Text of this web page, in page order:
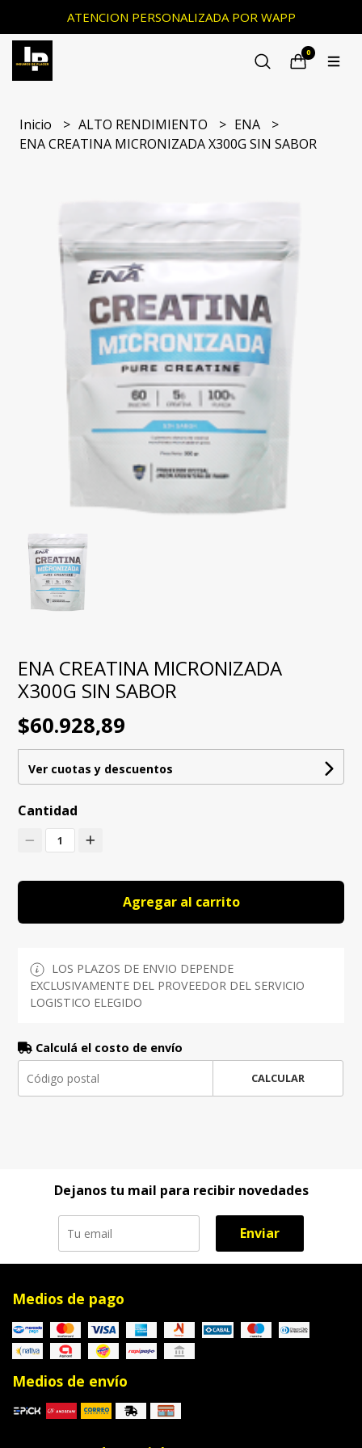
ATENCION PERSONALIZADA POR WAPP
0
Inicio ALTO RENDIMIENTO
ENA
ENA CREATINA MICRONIZADA X300G SIN SABOR
ENA CREATINA MICRONIZADA
X300G SIN SABOR
$60.928,89
Ver cuotas y descuentos
Cantidad
1
Agregar al carrito
LOS PLAZOS DE ENVIO DEPENDE
EXCLUSIVAMENTE DEL PROVEEDOR DEL SERVICIO
LOGISTICO ELEGIDO
Calculá el costo de envío
CALCULAR
Dejanos tu mail para recibir novedades
Enviar
Medios de pago
Medios de envío